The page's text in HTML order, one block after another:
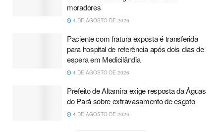
moradores
4 DE AGOSTO DE 2026
Paciente com fratura exposta é transferida
para hospital de referência após dois dias de
espera em Medicilândia
4 DE AGOSTO DE 2026
Prefeito de Altamira exige resposta da Águas
do Pará sobre extravasamento de esgoto
4 DE AGOSTO DE 2026